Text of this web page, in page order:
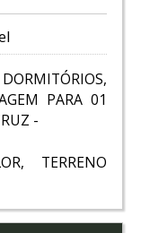
PARA 01
-
TERRENO